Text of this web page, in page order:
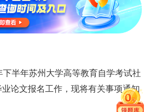
下半年苏州大学高等教育自学考试社
论文报名工作，现将有关事项通知